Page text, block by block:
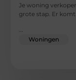
Je woning
grote stap. Er
...
Woningen